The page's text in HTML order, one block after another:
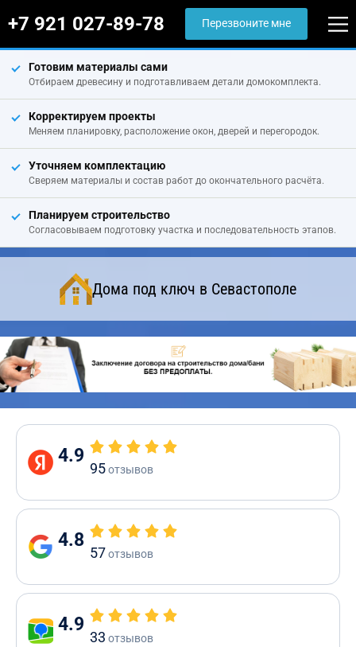
+7 921 027-89-78 Перезвоните мне
Готовим материалы сами
Отбираем древесину и подготавливаем детали домокомплекта.
Корректируем проекты
Меняем планировку, расположение окон, дверей и перегородок.
Уточняем комплектацию
Сверяем материалы и состав работ до окончательного расчёта.
Планируем строительство
Согласовываем подготовку участка и последовательность этапов.
Дома под ключ в Севастополе
4.9
95отзывов
4.8
57отзывов
4.9
33 отзывов